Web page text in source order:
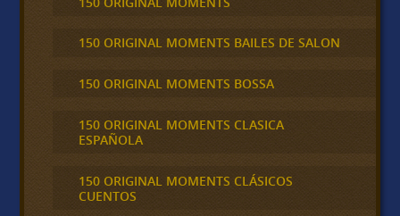
150 ORIGINAL MOMENTS BAILES DE SALON
150 ORIGINAL MOMENTS BOSSA
150 ORIGINAL MOMENTS CLASICA
ESPAÑOLA
150 ORIGINAL MOMENTS CLÁSICOS
CUENTOS